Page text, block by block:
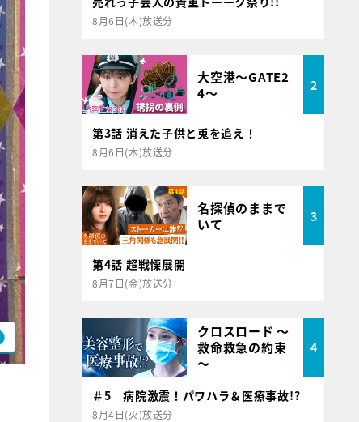
8月6日(木)放送分
大空港～GATE2
4～
2
第3話 消えた子供と兎を追え！
8月6日(木)放送分
名探偵のままで
いて
3
第4話 超戦慄展開
8月7日(金)放送分
クロスロード ～
救命救急の約束
～
4
＃5 病院激震！パワハラ＆医療事故!?
8月4日(火)放送分